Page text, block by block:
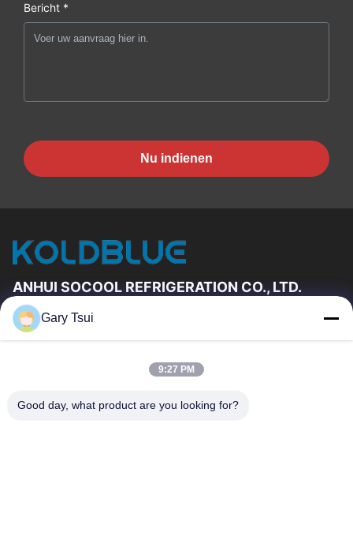
Bericht *
Nu indienen
ANHUI SOCOOL REFRIGERATION CO., LTD.
Snelkoppelingen
Ongeveer Ons
Fabrieksreis
Kwaliteitscontrole
Gary Tsui
9:27 PM
Good day, what product are you looking for?